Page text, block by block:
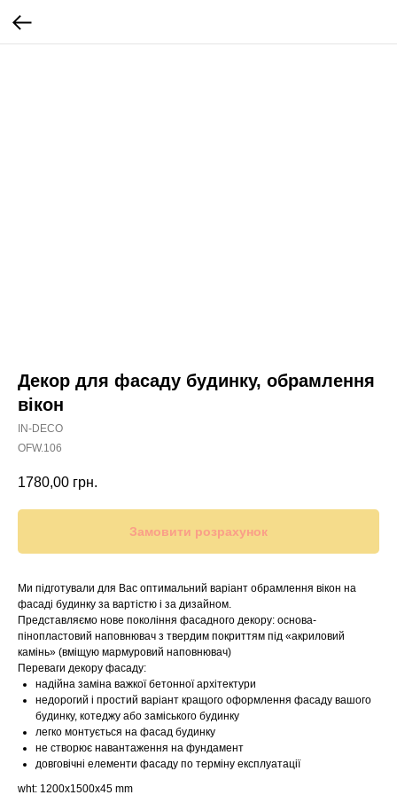
Декор для фасаду будинку, обрамлення
вікон
IN-DECO
OFW.106
1780,00 грн.
Замовити розрахунок
Ми підготували для Вас оптимальний варіант обрамлення вікон на
фасаді будинку за вартістю і за дизайном.
Представляємо нове покоління фасадного декору: основа-
пінопластовий наповнювач з твердим покриттям під «акриловий
камінь» (вміщую мармуровий наповнювач)
Переваги декору фасаду:
надійна заміна важкої бетонної архітектури
недорогий і простий варіант кращого оформлення фасаду вашого
будинку, котеджу або заміського будинку
легко монтується на фасад будинку
не створює навантаження на фундамент
довговічні елементи фасаду по терміну експлуатації
wht: 1200x1500x45 mm